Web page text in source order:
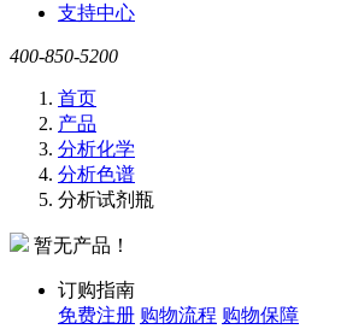
支持中心
400-850-5200
首页
产品
分析化学
分析色谱
分析试剂瓶
暂无产品！
订购指南
免费注册 购物流程 购物保障